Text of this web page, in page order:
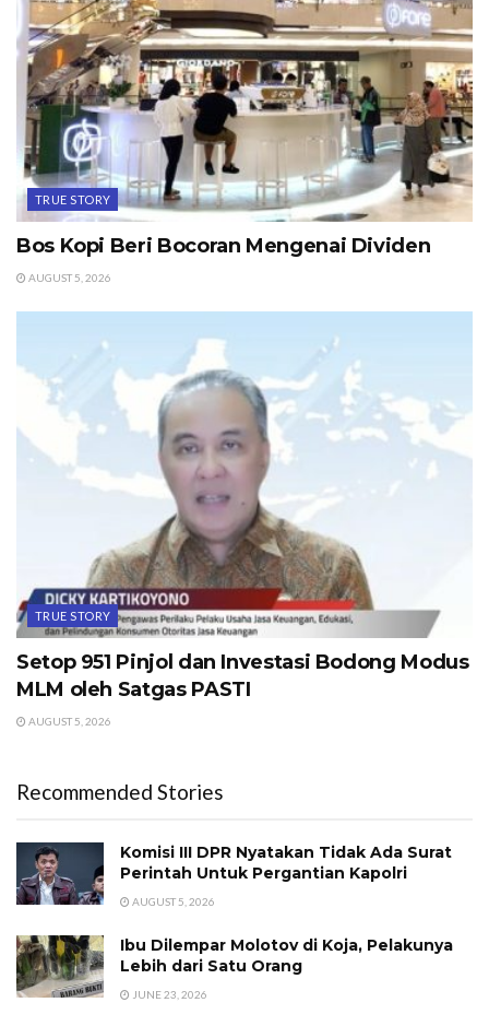
TRUE STORY
Bos Kopi Beri Bocoran Mengenai Dividen
AUGUST 5, 2026
TRUE STORY
Setop 951 Pinjol dan Investasi Bodong Modus
MLM oleh Satgas PASTI
AUGUST 5, 2026
Recommended Stories
Komisi III DPR Nyatakan Tidak Ada Surat
Perintah Untuk Pergantian Kapolri
AUGUST 5, 2026
Ibu Dilempar Molotov di Koja, Pelakunya
Lebih dari Satu Orang
JUNE 23, 2026